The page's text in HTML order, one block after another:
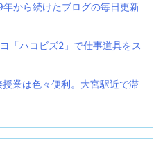
から続けたブログの毎日更新
「ハコビズ2」で仕事道具をス
業は色々便利。大宮駅近で滞